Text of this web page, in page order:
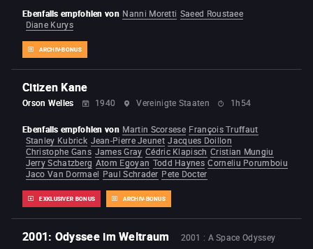
ARCHIV-BONUS
Ebenfalls empfohlen von Nanni Moretti Saeed Roustaee
Diane Kurys
Citizen Kane
Orson Welles 1940 Vereinigte Staaten 1h54
EXKLUSIVER BONUS ARCHIV-BONUS
Ebenfalls empfohlen von Martin Scorsese François Truffaut
Stanley Kubrick Jean-Pierre Jeunet Jacques Doillon
Christophe Gans James Gray Cédric Klapisch Cristian Mungiu
Jerry Schatzberg Atom Egoyan Todd Haynes Corneliu Porumboiu
Jaco Van Dormael Paul Schrader Pete Docter
2001: Odyssee im Weltraum
2001 : A Space Odyssey